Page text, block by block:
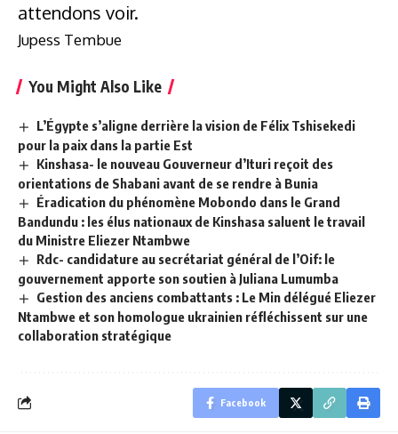
attendons voir.
Jupess Tembue
You Might Also Like
L’Égypte s’aligne derrière la vision de Félix Tshisekedi
pour la paix dans la partie Est
Kinshasa- le nouveau Gouverneur d’Ituri reçoit des
orientations de Shabani avant de se rendre à Bunia
Éradication du phénomène Mobondo dans le Grand
Bandundu : les élus nationaux de Kinshasa saluent le travail
du Ministre Eliezer Ntambwe
Rdc- candidature au secrétariat général de l’Oif: le
gouvernement apporte son soutien à Juliana Lumumba
Gestion des anciens combattants : Le Min délégué Eliezer
Ntambwe et son homologue ukrainien réfléchissent sur une
collaboration stratégique
Facebook